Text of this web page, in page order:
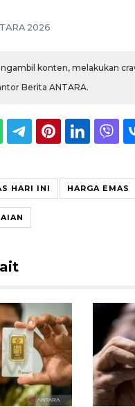
2026
konten, melakukan
Berita ANTARA.
HARI INI HARGA EMAS